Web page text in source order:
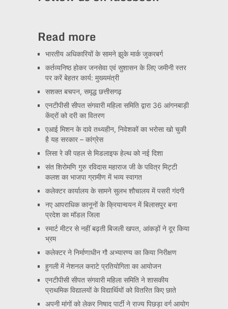
Read more
भारतीय अधिकारियों के सामने झुके मार्क जुकरबर्ग
कर्तव्यनिष्ठ होकर जनसेवा एवं सुशासन के लिए जमीनी स्तर
पर करें बेहतर कार्य: मुख्यमंत्री
सशक्त बचपन, समृद्ध छत्तीसगढ़
एनटीपीसी सीपत संगवारी महिला समिति द्वारा 36 आंगनबाड़ी
केंद्रों को दरी का वितरण
एआई मिशन के दावे तथ्यहीन, निवेशकों का भरोसा खो चुकी
है यह सरकार – कांग्रेस
लिसा रे की पहल से मिडलाइफ हेल्थ को नई दिशा
संत शिरोमणि गुरु रविदास महाराज जी के पवित्र मिट्टी
कलश का भाजपा ग्रामीण में भव्य स्वागत
कलेक्टर कार्यालय के सामने सुलभ शौचालय में पसरी गंदगी
नए आपराधिक कानूनों के क्रियान्वयन में बिलासपुर बना
प्रदेश का मॉडल जिला
स्मार्ट मीटर से नहीं बढ़ती बिजली खपत, आंकड़ों ने दूर किया
भ्रम
कलेक्टर ने निर्माणाधीन गौ अभ्यारण्य का किया निरीक्षण
हुगली में नेशनल कराटे प्रतियोगिता का आयोजन
एनटीपीसी सीपत संगवारी महिला समिति ने शासकीय
प्राथमिक विद्यालयों के विद्यार्थियों को वितरित किए छाते
अपनी मांगों को लेकर निषाद पार्टी ने राज्य पिछड़ा वर्ग आयोग